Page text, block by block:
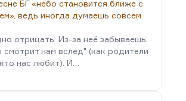
БГ «небо становится ближе с
ведь иногда думаешь совсем
отрицать. Из-за неё забываешь,
смотрит нам вслед" (как родители
нас любит). И…